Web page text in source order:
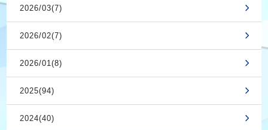
2026/03(7)
2026/02(7)
2026/01(8)
2025(94)
2024(40)